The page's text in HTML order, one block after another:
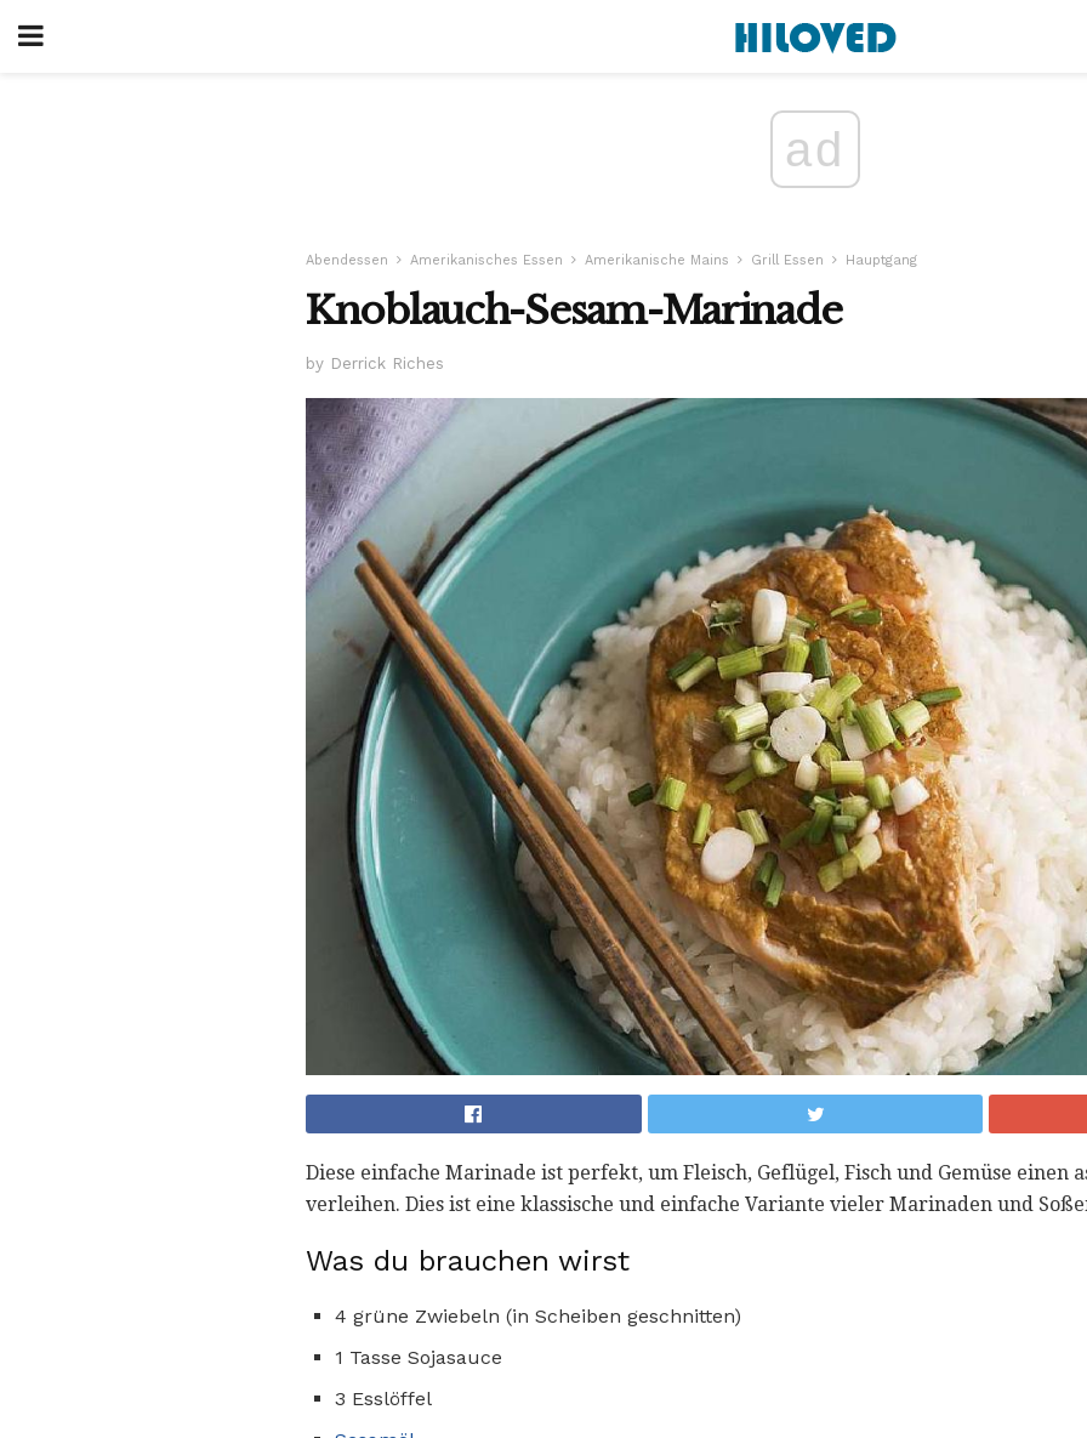
ad
Abendessen Amerikanisches Essen Amerikanische Mains Grill Essen Hauptgang
Knoblauch-Sesam-Marinade
by Derrick Riches
Diese einfache Marinade ist perfekt, um Fleisch, Geflügel, Fisch und Gemüse einen
verleihen. Dies ist eine klassische und einfache Variante vieler Marinaden und
Was du brauchen wirst
4 grüne Zwiebeln (in Scheiben geschnitten)
1 Tasse Sojasauce
3 Esslöffel